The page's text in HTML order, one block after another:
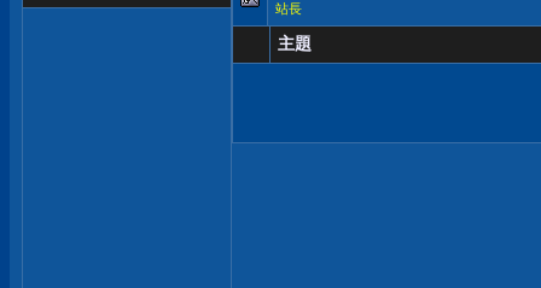
站長
主題